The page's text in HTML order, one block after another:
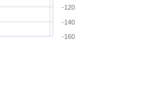
-160
-140
-120